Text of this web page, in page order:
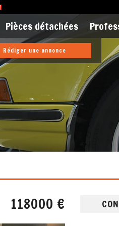
Pièces détachées
Rédiger une annonce
118000 €